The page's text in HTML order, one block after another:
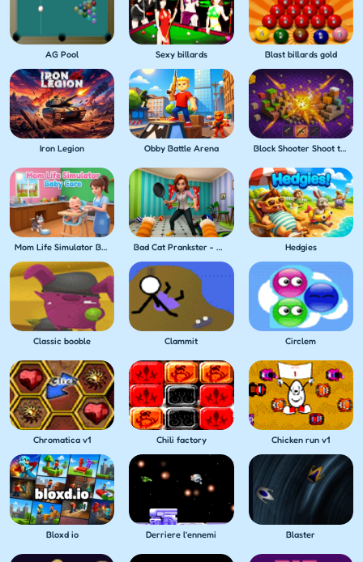
AG Pool Sexy billards Blast billards gold
Iron Legion Obby Battle Arena Block Shooter Shoot the Blocks!
Mom Life Simulator Baby Care Bad Cat Prankster - Mom's Return Hedgies
Classic booble Clammit Circlem
Chromatica v1 Chili factory Chicken run v1
Bloxd io Derriere l'ennemi Blaster